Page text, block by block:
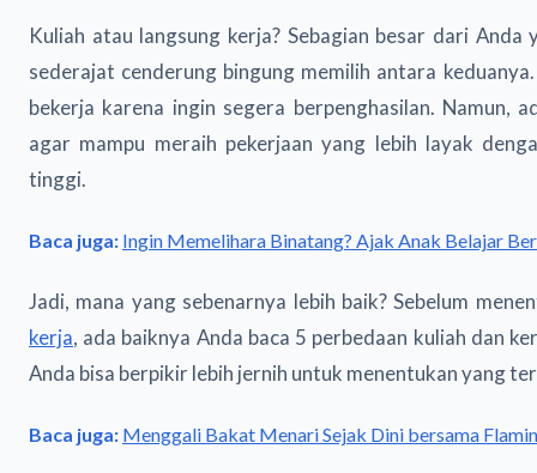
Kuliah atau langsung kerja? Sebagian besar dari Anda
sederajat cenderung bingung memilih antara
bekerja karena ingin segera berpenghasilan. Namun,
agar mampu meraih pekerjaan yang lebih layak
tinggi.
Baca juga: Ingin Memelihara Binatang? Ajak Anak Belajar
Jadi, mana yang sebenarnya lebih baik? Sebelum
kerja, ada baiknya Anda baca 5 perbedaan kuliah dan
Anda bisa berpikir lebih jernih untuk menentukan yang
Baca juga: Menggali Bakat Menari Sejak Dini bersama